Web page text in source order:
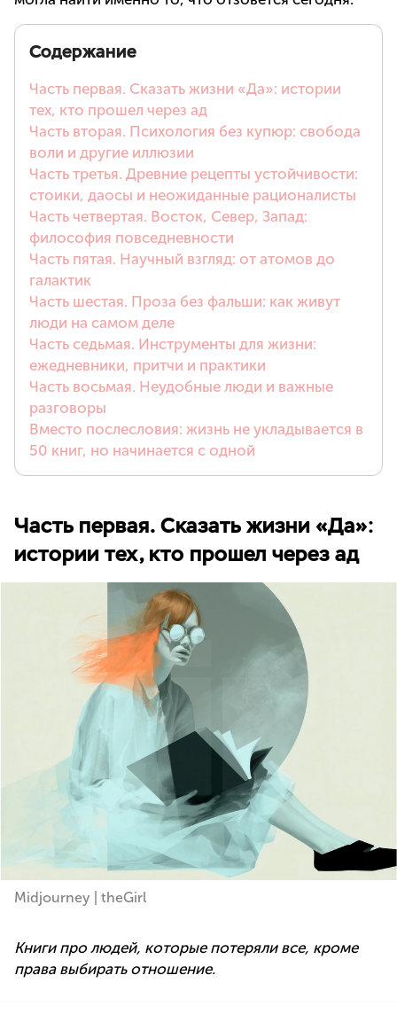
Содержание
Часть первая. Сказать жизни «Да»: истории
тех, кто прошел через ад
Часть вторая. Психология без купюр: свобода
воли и другие иллюзии
Часть третья. Древние рецепты устойчивости:
стоики, даосы и неожиданные рационалисты
Часть четвертая. Восток, Север, Запад:
философия повседневности
Часть пятая. Научный взгляд: от атомов до
галактик
Часть шестая. Проза без фальши: как живут
люди на самом деле
Часть седьмая. Инструменты для жизни:
ежедневники, притчи и практики
Часть восьмая. Неудобные люди и важные
разговоры
Вместо послесловия: жизнь не укладывается в
50 книг, но начинается с одной
Часть первая. Сказать жизни «Да»:
истории тех, кто прошел через ад
Midjourney | theGirl
Книги про людей, которые потеряли все, кроме
права выбирать отношение.